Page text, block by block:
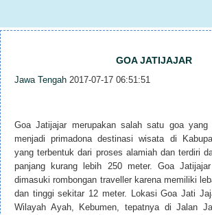
GOA JATIJAJAR
Jawa Tengah 2017-07-17 06:51:51
Goa Jatijajar merupakan salah satu goa
menjadi primadona destinasi wisata di
yang terbentuk dari proses alamiah dan terdiri
panjang kurang lebih 250 meter. Goa
dimasuki rombongan traveller karena memiliki
dan tinggi sekitar 12 meter. Lokasi Goa Jati
Wilayah Ayah, Kebumen, tepatnya di Jalan